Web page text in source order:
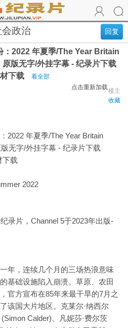
回复
会政治
：2022 年夏季/The Year Britain
版无字/外挂字幕 - 纪录片下载
下载
看全部
点击重新加载楼主
收藏
2022 年夏季/The Year Britain
无字/外挂字幕 - 纪录片下载
下载
2022
录片，Channel 5于2023年出版-
年，连续几个月的三场热浪意味
基础设施陷入崩溃。草原、农田
官方宣布在85年来最干旱的7月之
该国大片地区。克莱尔·纳西尔
Calder)、凡妮莎·费尔茨